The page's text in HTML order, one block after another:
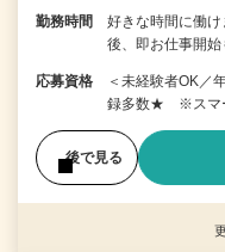
勤務時間
好きな時間に働
後、即お仕事開
応募資格
＜未経験者OK／
録多数★ ※スマー
後で見る